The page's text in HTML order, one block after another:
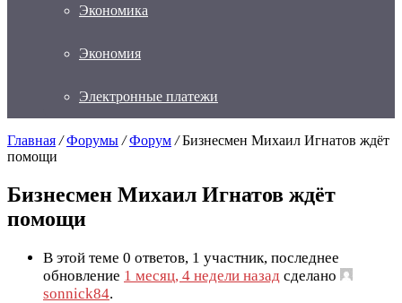
Экономика
Экономия
Электронные платежи
Главная / Форумы / Форум / Бизнесмен Михаил Игнатов ждёт
помощи
Бизнесмен Михаил Игнатов ждёт
помощи
В этой теме 0 ответов, 1 участник, последнее
обновление 1 месяц, 4 недели назад сделано
sonnick84.